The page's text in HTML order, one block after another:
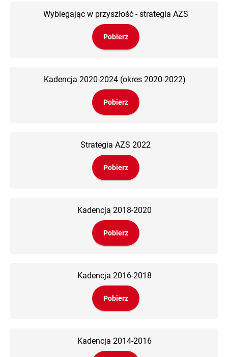
Wybiegając w przyszłość - strategia AZS
Pobierz
Kadencja 2020-2024 (okres 2020-2022)
Pobierz
Strategia AZS 2022
Pobierz
Kadencja 2018-2020
Pobierz
Kadencja 2016-2018
Pobierz
Kadencja 2014-2016